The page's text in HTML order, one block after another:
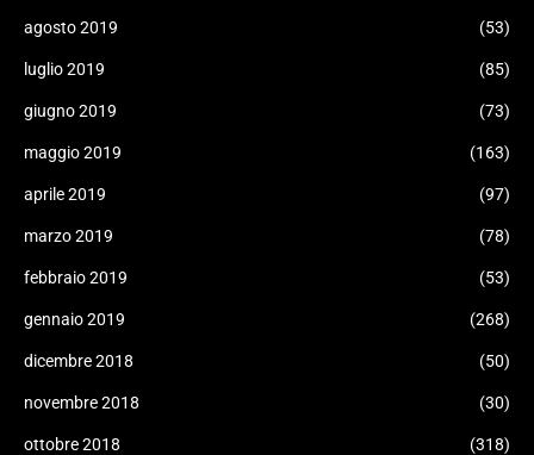
agosto 2019 (53)
luglio 2019 (85)
giugno 2019 (73)
maggio 2019 (163)
aprile 2019 (97)
marzo 2019 (78)
febbraio 2019 (53)
gennaio 2019 (268)
dicembre 2018 (50)
novembre 2018 (30)
ottobre 2018 (318)